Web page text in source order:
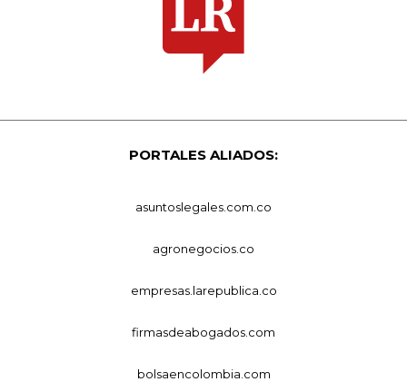
PORTALES ALIADOS:
asuntoslegales.com.co
agronegocios.co
empresas.larepublica.co
firmasdeabogados.com
bolsaencolombia.com